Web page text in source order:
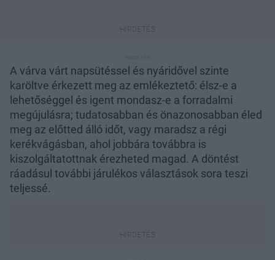
A várva várt napsütéssel és nyáridővel szinte
karöltve érkezett meg az emlékeztető: élsz-e a
lehetőséggel és igent mondasz-e a forradalmi
megújulásra; tudatosabban és önazonosabban éled
meg az előtted álló időt, vagy maradsz a régi
kerékvágásban, ahol jobbára továbbra is
kiszolgáltatottnak érezheted magad. A döntést
ráadásul további járulékos választások sora teszi
teljessé.